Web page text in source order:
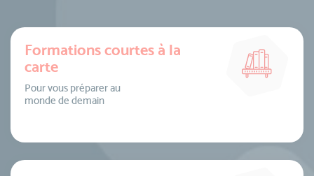
Formations courtes à la
carte
Pour vous préparer au
monde de demain